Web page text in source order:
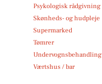
Psykologisk rådgivning
Skønheds- og hudpleje
Supermarked
Tømrer
Undervognsbehandling
Værtshus / bar